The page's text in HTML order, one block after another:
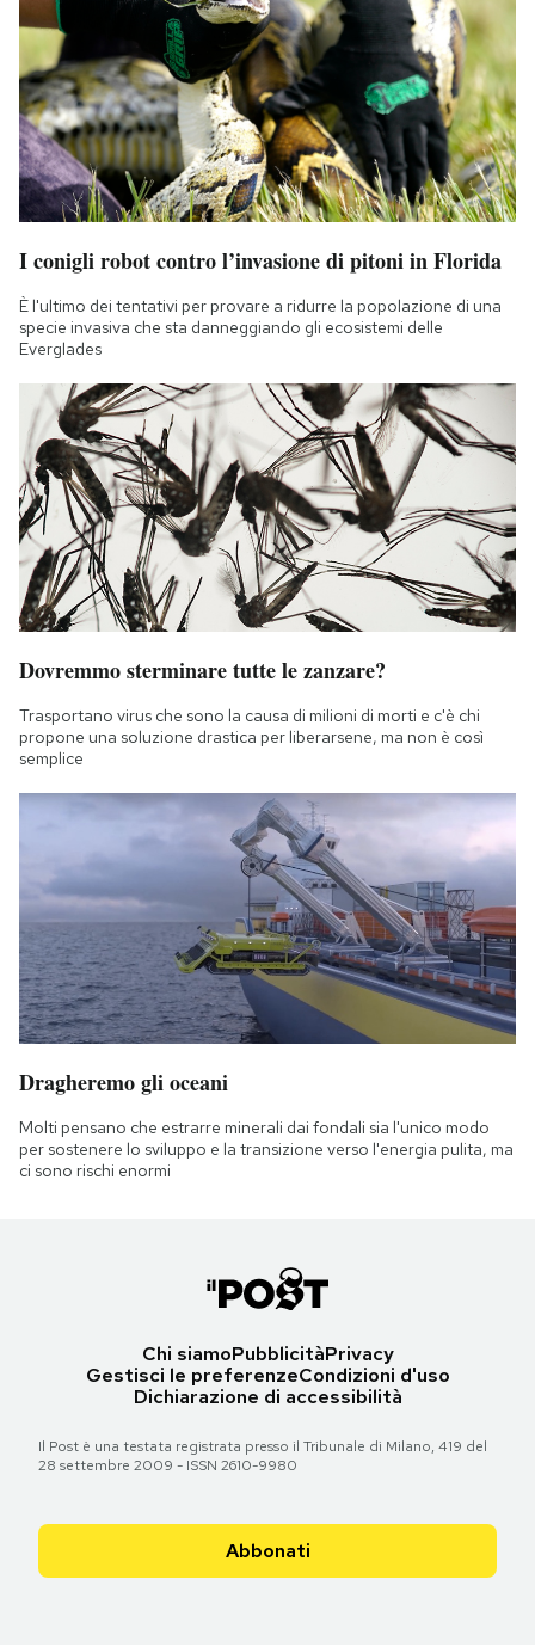
I conigli robot contro l’invasione di pitoni in Florida
È l'ultimo dei tentativi per provare a ridurre la popolazione di una
specie invasiva che sta danneggiando gli ecosistemi delle
Everglades
Dovremmo sterminare tutte le zanzare?
Trasportano virus che sono la causa di milioni di morti e c'è chi
propone una soluzione drastica per liberarsene, ma non è così
semplice
Dragheremo gli oceani
Molti pensano che estrarre minerali dai fondali sia l'unico modo
per sostenere lo sviluppo e la transizione verso l'energia pulita, ma
ci sono rischi enormi
Chi siamoPubblicitàPrivacy
Gestisci le preferenzeCondizioni d'uso
Dichiarazione di accessibilità
Il Post è una testata registrata presso il Tribunale di Milano, 419 del
28 settembre 2009 - ISSN 2610-9980
Abbonati